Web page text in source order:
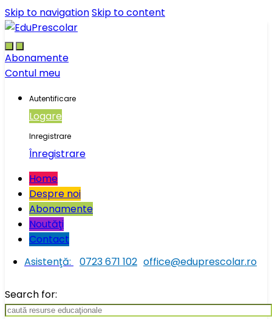
Skip to navigationSkip to content
Abonamente
Contul meu
Autentificare
Logare
Inregistrare
Înregistrare
Home
Despre noi
Abonamente
Noutăţi
Contact
Asistenţă:
0723 671 102 office@eduprescolar.ro
Search for: